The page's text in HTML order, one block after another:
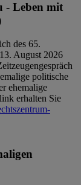
- Leben mit
des 65.
August 2026
politische
ehemalige
erhalten Sie